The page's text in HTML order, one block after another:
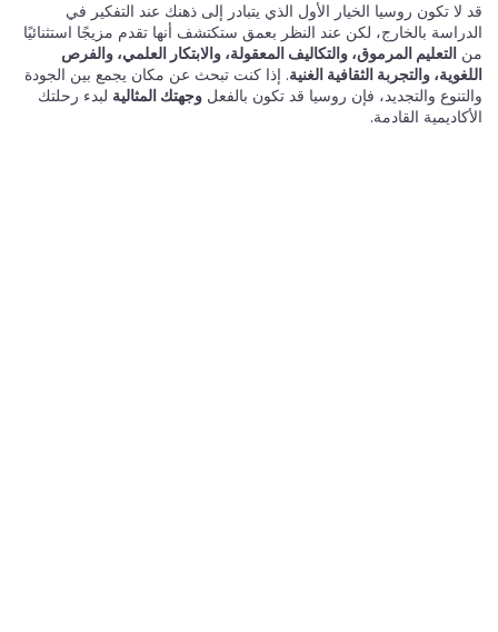
قد لا تكون روسيا الخيار الأول الذي يتبادر إلى ذهنك عند التفكير في
الدراسة بالخارج، لكن عند النظر بعمق ستكتشف أنها تقدم مزيجًا استثنائيًا
من التعليم المرموق، والتكاليف المعقولة، والابتكار العلمي، والفرص
اللغوية، والتجربة الثقافية الغنية. إذا كنت تبحث عن مكان يجمع بين الجودة
والتنوع والتجديد، فإن روسيا قد تكون بالفعل وجهتك المثالية لبدء رحلتك
الأكاديمية القادمة.